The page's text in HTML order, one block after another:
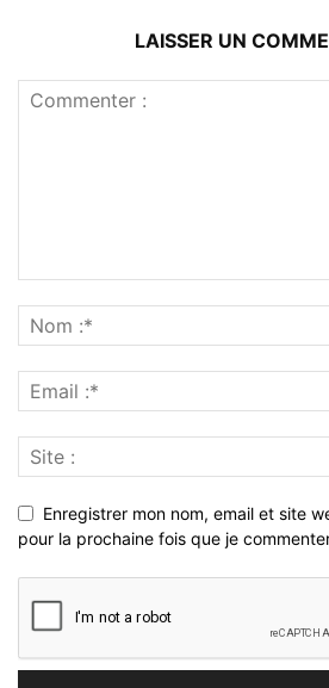
LAISSER UN
Enregistrer mon nom, email et site
pour la prochaine fois que je